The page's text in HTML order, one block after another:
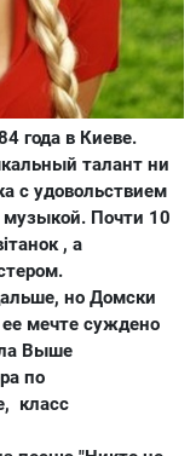
года в Киеве.
талант ни
с удовольствием
музыкой. Почти 10
, а
но Домски
ее мечте суждено
Выше
по
класс